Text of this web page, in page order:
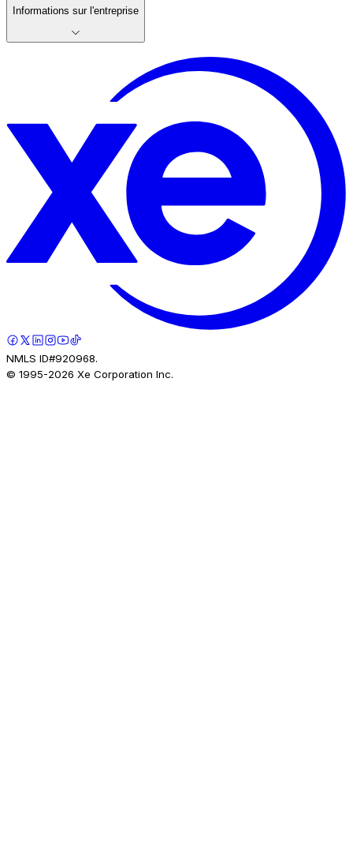
Informations sur l'entreprise
NMLS ID#920968.
© 1995-2026 Xe Corporation Inc.